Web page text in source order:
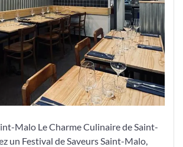
Malo Le Charme Culinaire de Saint-
un Festival de Saveurs Saint-Malo,